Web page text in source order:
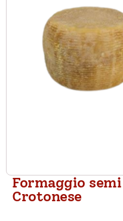
Formaggio
Crotonese